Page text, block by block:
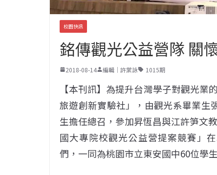
校園快訊
銘傳觀光公益營隊 關
2018-08-14 編輯｜許棠詠 1015期
【本刊訊】為提升台灣學子對觀光
旅遊創新實驗社」，由觀光系畢業生
生擔任總召，參加昇恆昌與江許笋文
國大專院校觀光公益營提案競賽」
們，一同為桃園市立東安國中60位學